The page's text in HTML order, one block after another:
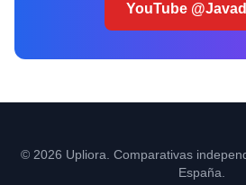
YouTube
© 2026 Upliora. Comparativas
España.